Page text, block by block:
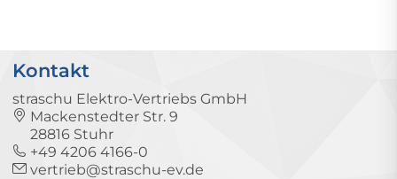
Kontakt
straschu Elektro-Vertriebs GmbH
Mackenstedter Str. 9
28816 Stuhr
+49 4206 4166-0
vertrieb@straschu-ev.de